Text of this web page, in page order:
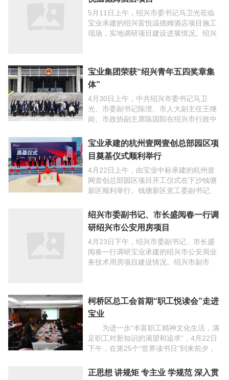
宝业承建的绍兴富悦温德姆酒店项目施工
现场，实地调研项目建设进展情况。绍兴
市领导徐国龙、陆维，柯桥区领导沈志江
等陪同调研。公司执行董事、建设集团董
体”
4月30日上午，中共绍兴市委书记马卫
光、市委副书记陈澄、市人大副主任王继
岗、市政协副主席陈国阳在绍兴市行政中
心南广场接见全市各界优秀青年代表，共
青团绍兴市委书记赵浪平主持仪式。宝业
目奠基仪式顺利举行
4月22日上午，由宝业中标承建的杭州壹
网壹创总部园区项目开工仪式在下沙钱塘
新区顺利举行。钱塘新区党工委副书记、
管委会常务副主任施华淼、招商与人才局
局长陈静、白杨街道党工委书记李跃清及
研绍兴市公安用房项目
4月23日下午，绍兴市委副书记、市长盛
阅春一行调研宝业承建的绍兴市公安局业
务技术用房项目建设情况。绍兴市副市
长、市公安局长俞流江，市公安局常务副
局长丁松勇，市委副秘书长、镜湖开发办
宝业
为进一步“丰富职工精神文化生活，满
足职工对新知识的渴望和追求”，4月22日
下午，在第25个“世界读书日”到来前夕，
柯桥区总工会首期“职工悦读会”在宝业集
团科研大楼正式启动。绍兴市总工会副主
彻落实3月22日经营工作会议精神